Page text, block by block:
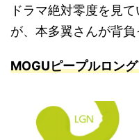
ドラマ絶対零度を見
が、本多翼さんが背
MOGUピープルロン